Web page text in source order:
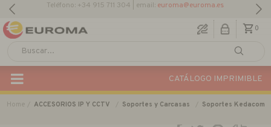
0
CATÁLOGO IMPRIMIBLE
Home ACCESORIOS IP Y CCTV Soportes y Carcasas Soportes Kedacom